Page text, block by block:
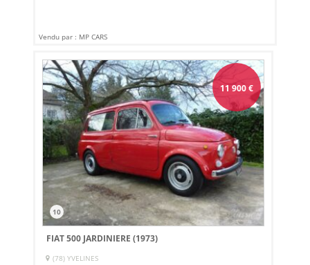
Vendu par : MP CARS
11 900€
10
FIAT 500 JARDINIERE (1973)
(78) YVELINES